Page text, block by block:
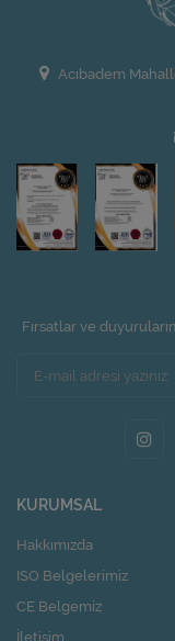
Acıbadem
Fırsatlar ve
KURUMSAL
Hakkımızda
ISO Belgelerimiz
CE Belgemiz
İletişim